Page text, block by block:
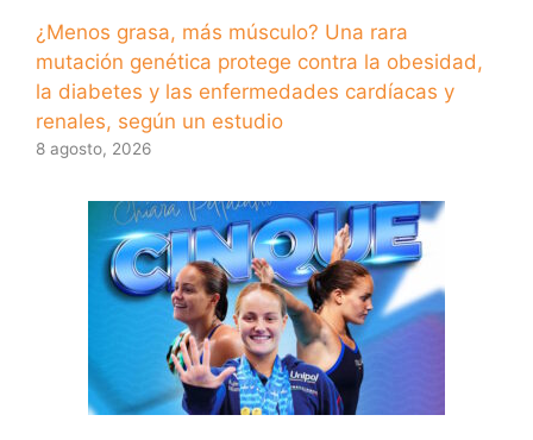
¿Menos grasa, más músculo? Una rara
mutación genética protege contra la obesidad,
la diabetes y las enfermedades cardíacas y
renales, según un estudio
8 agosto, 2026